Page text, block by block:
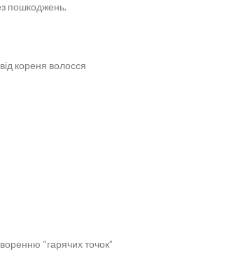
пошкоджень.
кореня волосся
“гарячих точок”